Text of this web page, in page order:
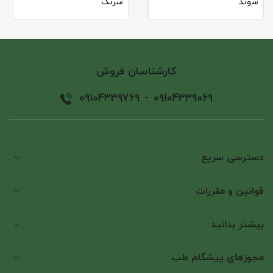
استرس، ورزش، تغذیه و مصرف برخی داروها تغییر می کند. در
هر بار تپش، این چرخه فشارخون تکرار می شود.
فشارخون بالا چیست؟
مغزی یا آسیب کلیوی منجر شود. از طرفی، افت فشارخون
کارشناسان فروش
09104339069
-
09104339769
دسترسی سریع
قوانین و مقررات
بیشتر بدانید
مجوزهای پیشگام طب